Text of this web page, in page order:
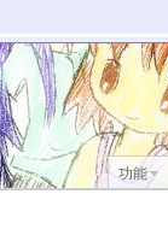
功能